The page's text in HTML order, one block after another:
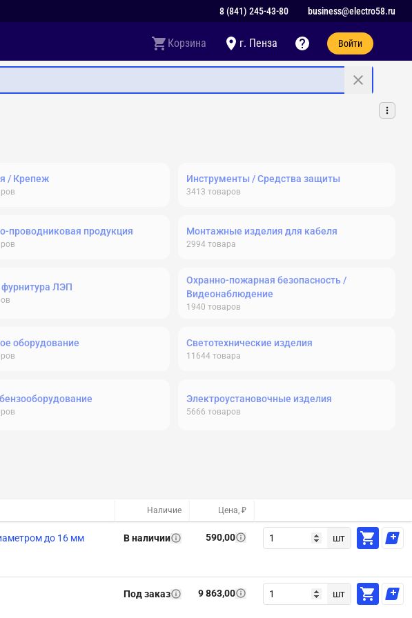
8 (841) 245-43-80 business@electro58.ru
Корзина г. Пенза Войти
/ Крепеж Инструменты / Средства защиты
3413 товаров
проводниковая продукция Монтажные изделия для кабеля
2994 товара
ЛЭП
Охранно-пожарная безопасность /
Видеонаблюдение
1940 товаров
оборудование Светотехнические изделия
11644 товара
Электроустановочные изделия
5666 товаров
Наличие Цена, ₽
до 16 мм
В наличии 590,00 шт
Под заказ 9 863,00 шт